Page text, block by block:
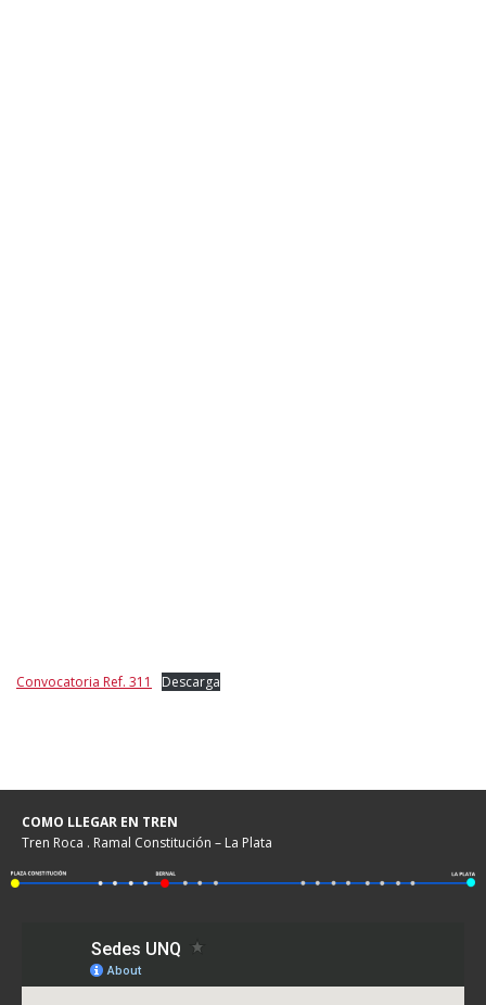
Convocatoria Ref. 311 Descarga
COMO LLEGAR EN TREN
Tren Roca . Ramal Constitución – La Plata